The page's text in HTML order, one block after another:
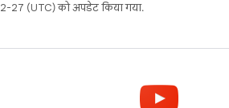
27 (UTC) को अपडेट किया गया.